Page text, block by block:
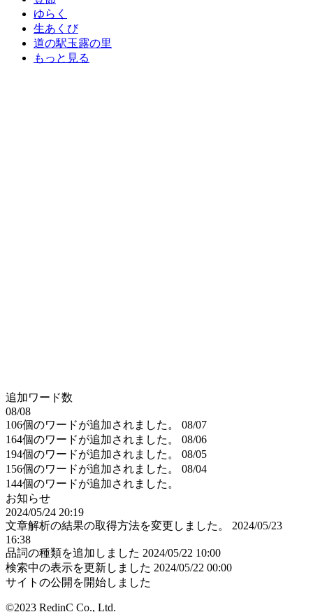
ゆらく
生あくび
道の駅玉露の里
もっと見る
追加ワード数
08/08
106個のワードが追加されました。
08/07
164個のワードが追加されました。
08/06
194個のワードが追加されました。
08/05
156個のワードが追加されました。
08/04
144個のワードが追加されました。
お知らせ
2024/05/24 20:19
文章解析の結果の取得方法を変更しました。
2024/05/23
16:38
品詞の種類を追加しました 2024/05/22 10:00
検索中の表示を更新しました 2024/05/22 00:00
サイトの公開を開始しました
©2023 RedinC Co., Ltd.